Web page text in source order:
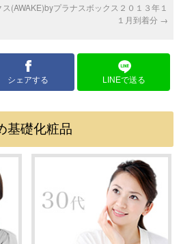
(AWAKE)byプラナスボックス２０１３年１
１月到着分 →
シェアする LINEで送る
基礎化粧品